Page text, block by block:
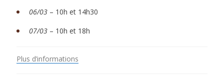
06/03 – 10h et 14h30
07/03 – 10h et 18h
Plus d’informations